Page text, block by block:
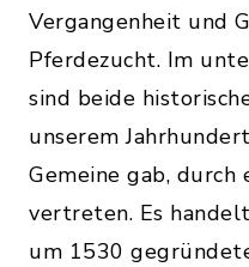
Vergangenheit und
Pferdezucht. Im
sind beide
unserem
Gemeine gab,
vertreten. Es
um 1530